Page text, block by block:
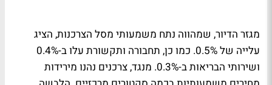
מגזר הדיור, שמהווה נתח משמעותי מסל הצרכנות, הציג
עלייה של 0.5%. כמו כן, תחבורה ותקשורת עלו ב-0.4%
ושירותי הבריאות ב-0.3%. מנגד, צרכנים נהנו מירידות